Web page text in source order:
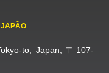
to, Japan, 〒107-